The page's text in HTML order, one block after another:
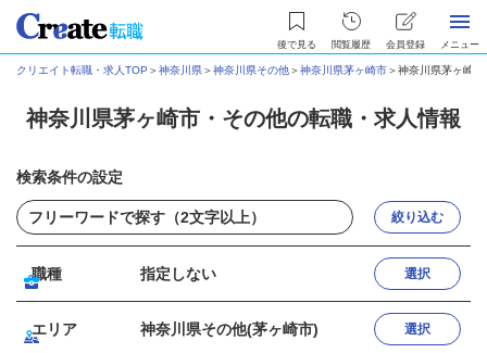
後で見る 閲覧履歴 会員登録 メニュー
クリエイト転職・求人TOP ＞神奈川県＞神奈川県その他＞神奈川県茅ヶ崎市＞神奈川県茅ヶ崎
神奈川県茅ヶ崎市・その他の転職・求人情報
検索条件の設定
絞り込む
職種 指定しない 選択
エリア 神奈川県その他(茅ヶ崎市) 選択